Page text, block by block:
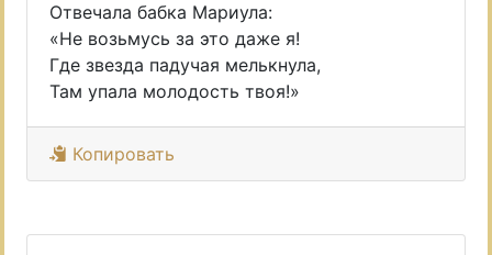
Отвечала бабка Мариула:
«Не возьмусь за это даже я!
Где звезда падучая мелькнула,
Там упала молодость твоя!»
Копировать